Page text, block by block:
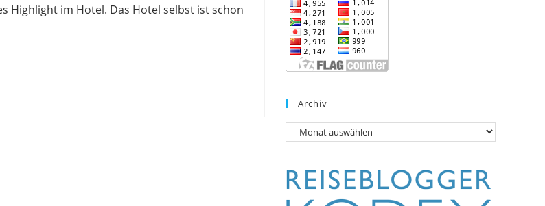
Highlight im Hotel. Das Hotel selbst ist schon
Archiv
Archiv